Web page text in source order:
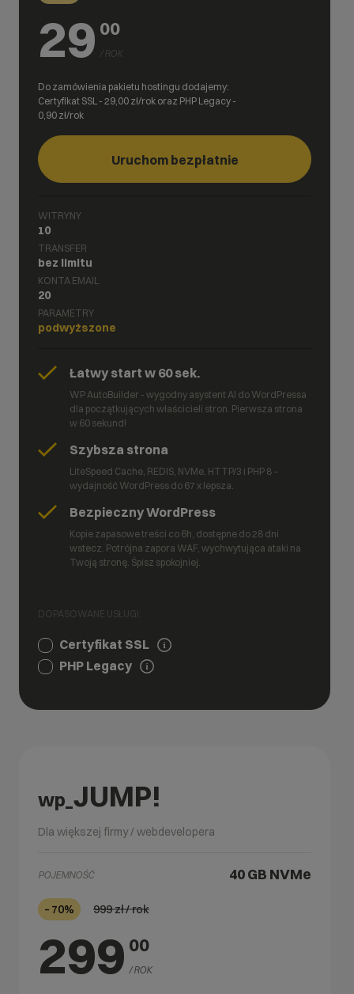
29 00
/ ROK
Do zamówienia pakietu hostingu dodajemy:
Certyfikat SSL - 29,00 zł/rok oraz PHP Legacy -
0,90 zł/rok
Uruchom bezpłatnie
WITRYNY
10
TRANSFER
bez limitu
KONTA EMAIL
20
PARAMETRY
podwyższone
Łatwy start w 60 sek.
WP AutoBuilder - wygodny asystent AI do WordPressa
dla początkujących właścicieli stron. Pierwsza strona
w 60 sekund!
Szybsza strona
LiteSpeed Cache, REDIS, NVMe, HTTP/3 i PHP 8 –
wydajność WordPress do 67 x lepsza.
Bezpieczny WordPress
Kopie zapasowe treści co 6h, dostępne do 28 dni
wstecz. Potrójna zapora WAF, wychwytująca ataki na
Twoją stronę. Śpisz spokojniej.
DOPASOWANE USŁUGI:
Certyfikat SSL
PHP Legacy
wp_ JUMP!
Dla większej firmy / webdevelopera
POJEMNOŚĆ 40 GB NVMe
– 70% 999zł / rok
299 00
/ ROK